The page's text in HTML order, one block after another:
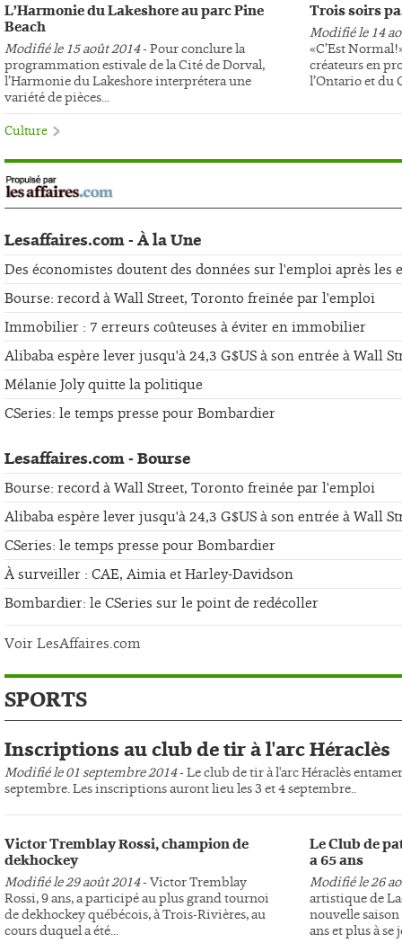
L’Harmonie du Lakeshore au parc Pine
Beach
Modifié le 15 août 2014- Pour conclure la
programmation estivale de la Cité de Dorval,
l’Harmonie du Lakeshore interprétera une
variété de pièces...
Trois soirs
Modifié le 14
«C’Est
créateurs en
l’Ontario et du
Culture
Lesaffaires.com - À la Une
Des économistes doutent des données sur l'emploi après
Bourse: record à Wall Street, Toronto freinée par l'emploi
Immobilier : 7 erreurs coûteuses à éviter en immobilier
Alibaba espère lever jusqu'à 24,3 G$US à son entrée à Wall
Mélanie Joly quitte la politique
CSeries: le temps presse pour Bombardier
Lesaffaires.com - Bourse
Bourse: record à Wall Street, Toronto freinée par l'emploi
Alibaba espère lever jusqu'à 24,3 G$US à son entrée à Wall
CSeries: le temps presse pour Bombardier
À surveiller : CAE, Aimia et Harley-Davidson
Bombardier: le CSeries sur le point de redécoller
Voir LesAffaires.com
SPORTS
Inscriptions au club de tir à l'arc Héraclès
Modifié le 01 septembre 2014- Le club de tir à l'arc Héraclès
septembre. Les inscriptions auront lieu les 3 et 4 septembre..
Victor Tremblay Rossi, champion de
dekhockey
Modifié le 29 août 2014- Victor Tremblay
Rossi, 9 ans, a participé au plus grand tournoi
de dekhockey québécois, à Trois-Rivières, au
cours duquel a été...
Le Club de
a 65 ans
Modifié le 26
artistique de
nouvelle
ans et plus à se